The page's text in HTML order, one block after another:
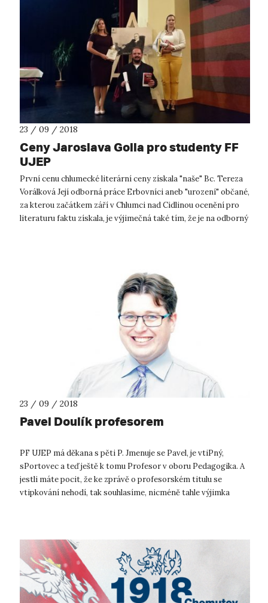
23 / 09 / 2018
Ceny Jaroslava Golla pro studenty FF
UJEP
První cenu chlumecké literární ceny získala "naše" Bc. Tereza
Vorálková Její odborná práce Erbovníci aneb "urození" občané,
za kterou začátkem září v Chlumci nad Cidlinou ocenění pro
literaturu faktu získala, je výjimečná také tím, že je na odborný
23 / 09 / 2018
Pavel Doulík profesorem
PF UJEP má děkana s pěti P. Jmenuje se Pavel, je vtiPný,
sPortovec a teď ještě k tomu Profesor v oboru Pedagogika. A
jestli máte pocit, že ke zprávě o profesorském titulu se
vtipkování nehodí, tak souhlasíme, nicméně tahle výjimka